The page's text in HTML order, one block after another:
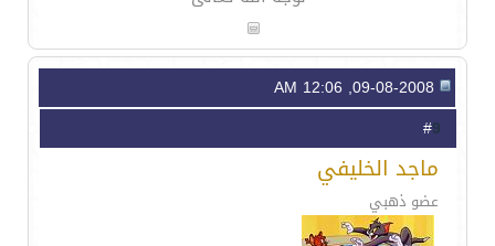
9
ماجد الخليفي
عضو ذهبي